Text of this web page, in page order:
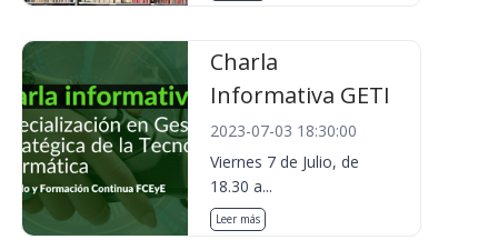
Charla
Informativa GETI
2023-07-03 18:30:00
Viernes 7 de Julio, de
18.30 a...
Leer más